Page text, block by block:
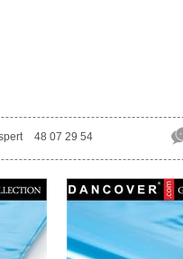
48 07 29 54